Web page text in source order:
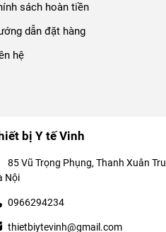
sách hoàn tiền
dẫn đặt hàng
hệ
bị Y tế Vinh
85 Vũ Trọng Phụng, Thanh Xuân
Nội
0966294234
thietbiytevinh@gmail.com